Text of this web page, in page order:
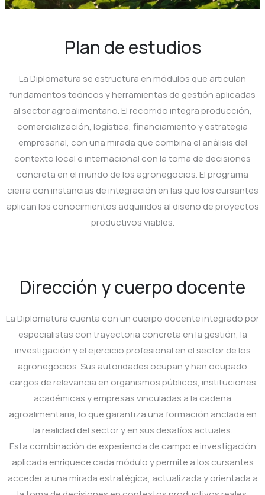
Plan de estudios
La Diplomatura se estructura en módulos que articulan
fundamentos teóricos y herramientas de gestión aplicadas
al sector agroalimentario. El recorrido integra producción,
comercialización, logística, financiamiento y estrategia
empresarial, con una mirada que combina el análisis del
contexto local e internacional con la toma de decisiones
concreta en el mundo de los agronegocios. El programa
cierra con instancias de integración en las que los cursantes
aplican los conocimientos adquiridos al diseño de proyectos
productivos viables.
Dirección y cuerpo docente
La Diplomatura cuenta con un cuerpo docente integrado por
especialistas con trayectoria concreta en la gestión, la
investigación y el ejercicio profesional en el sector de los
agronegocios. Sus autoridades ocupan y han ocupado
cargos de relevancia en organismos públicos, instituciones
académicas y empresas vinculadas a la cadena
agroalimentaria, lo que garantiza una formación anclada en
la realidad del sector y en sus desafíos actuales.
Esta combinación de experiencia de campo e investigación
aplicada enriquece cada módulo y permite a los cursantes
acceder a una mirada estratégica, actualizada y orientada a